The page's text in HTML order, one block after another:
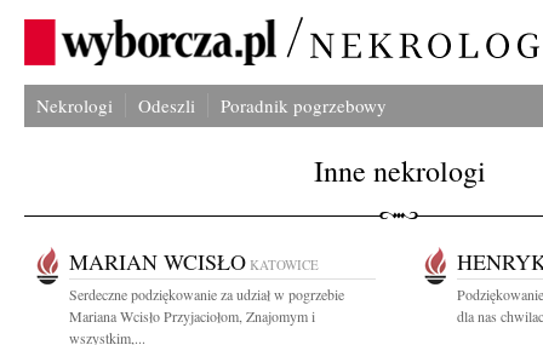
Nekrologi Odeszli Poradnik pogrzebowy
Inne nekrologi
MARIAN WCISŁO KATOWICE
Serdeczne podziękowanie za udział w pogrzebie
Mariana Wcisło Przyjaciołom, Znajomym i
wszystkim,...
dla nas